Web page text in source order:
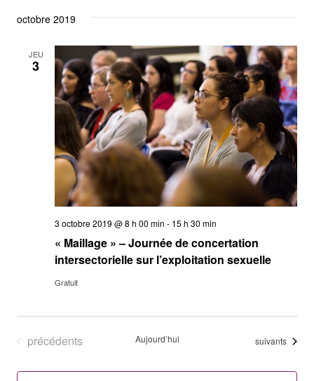
et
de
vues
de
une
octobre 2019
JEU
3
« Maillage » – Journée de concertation
intersectorielle sur l’exploitation sexuelle
3 octobre 2019 @ 8 h 00 min - 15 h 30 min
Gratuit
Évènements
précédents Aujourd’hui Évènements
suivants